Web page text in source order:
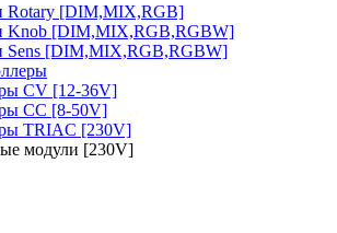
Rotary [DIM,MIX,RGB]
Knob [DIM,MIX,RGB,RGBW]
[DIM,MIX,RGB,RGBW]
CV [12-36V]
CC [8-50V]
TRIAC [230V]
модули [230V]